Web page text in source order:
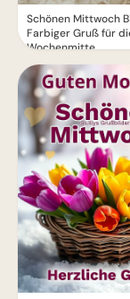
Schönen Mittwoch
Farbiger Gruß für
Wochenmitte